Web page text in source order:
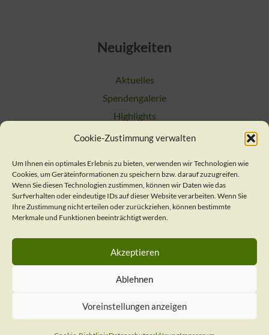
Cookie-Zustimmung verwalten
Um Ihnen ein optimales Erlebnis zu bieten, verwenden wir Technologien wie
Cookies, um Geräteinformationen zu speichern bzw. darauf zuzugreifen.
Wenn Sie diesen Technologien zustimmen, können wir Daten wie das
Surfverhalten oder eindeutige IDs auf dieser Website verarbeiten. Wenn Sie
Ihre Zustimmung nicht erteilen oder zurückziehen, können bestimmte
Merkmale und Funktionen beeinträchtigt werden.
Akzeptieren
Ablehnen
Voreinstellungen anzeigen
Neuigkeiten
Aktuelles
Spendengalerie
Highlights
Suchen
Kontakt
Verein / Geschäftsstelle
Nachsorgeteam
Presse
Impressum
Cookie-Richtlinie (EU)